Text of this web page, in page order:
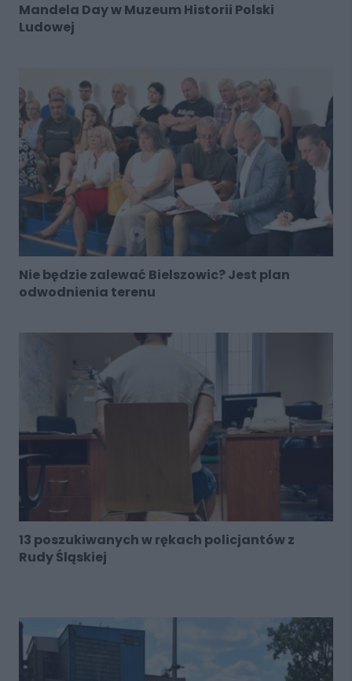
Mandela Day w Muzeum Historii Polski
Ludowej
Nie będzie zalewać Bielszowic? Jest plan
odwodnienia terenu
13 poszukiwanych w rękach policjantów z
Rudy Śląskiej